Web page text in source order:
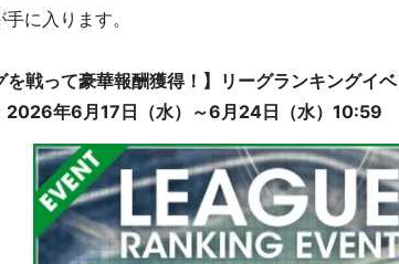
に入ります。
戦って豪華報酬獲得！】リーグランキングイベ
2026年6月17日（水）～6月24日（水）10:59